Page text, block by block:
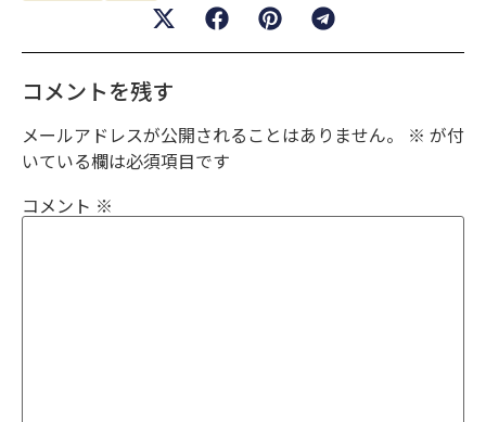
コメントを残す
メールアドレスが公開されることはありません。 ※ が付
いている欄は必須項目です
コメント ※